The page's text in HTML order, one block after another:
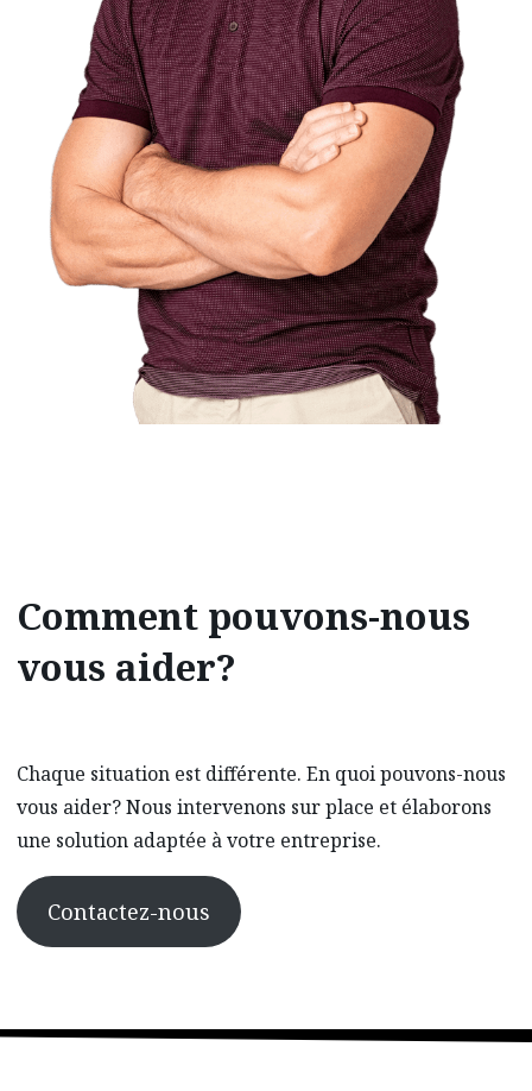
Comment pouvons-nous
vous aider?
Chaque situation est différente. En quoi pouvons-nous
vous aider? Nous intervenons sur place et élaborons
une solution adaptée à votre entreprise.
Contactez-nous